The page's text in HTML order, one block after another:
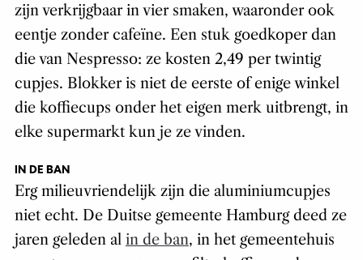
zijn verkrijgbaar in vier smaken, waaronder ook
eentje zonder cafeïne. Een stuk goedkoper dan
die van Nespresso: ze kosten 2,49 per twintig
cupjes. Blokker is niet de eerste of enige winkel
die koffiecups onder het eigen merk uitbrengt, in
elke supermarkt kun je ze vinden.
IN DE BAN
Erg milieuvriendelijk zijn die aluminiumcupjes
niet echt. De Duitse gemeente Hamburg deed ze
jaren geleden al in de ban, in het gemeentehuis